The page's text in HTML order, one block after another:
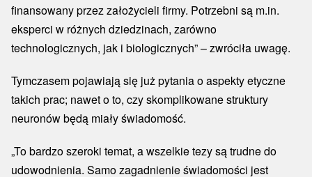
finansowany przez założycieli firmy. Potrzebni są m.in.
eksperci w różnych dziedzinach, zarówno
technologicznych, jak i biologicznych” – zwróciła uwagę.
Tymczasem pojawiają się już pytania o aspekty etyczne
takich prac; nawet o to, czy skomplikowane struktury
neuronów będą miały świadomość.
„To bardzo szeroki temat, a wszelkie tezy są trudne do
udowodnienia. Samo zagadnienie świadomości jest